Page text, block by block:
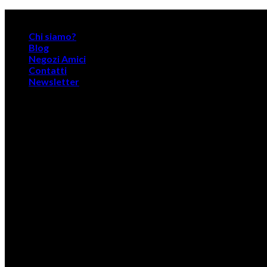
contentChi siamo?
Blog
Negozi Amici
Contatti
Newsletter